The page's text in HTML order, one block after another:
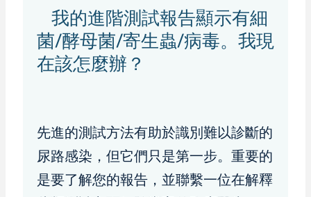
我的進階測試報告顯示有細
菌/酵母菌/寄生蟲/病毒。我現
在該怎麼辦？
先進的測試方法有助於識別難以診斷的
尿路感染，但它們只是第一步。重要的
是要了解您的報告，並聯繫一位在解釋